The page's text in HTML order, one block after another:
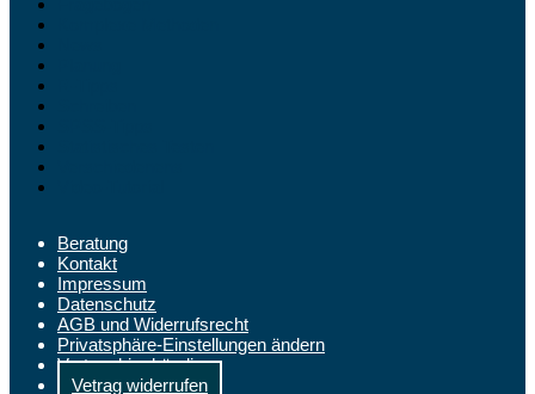
Beratung
Kontakt
Impressum
Datenschutz
AGB und Widerrufsrecht
Privatsphäre-Einstellungen ändern
Vertrag hier kündigen
Vetrag widerrufen